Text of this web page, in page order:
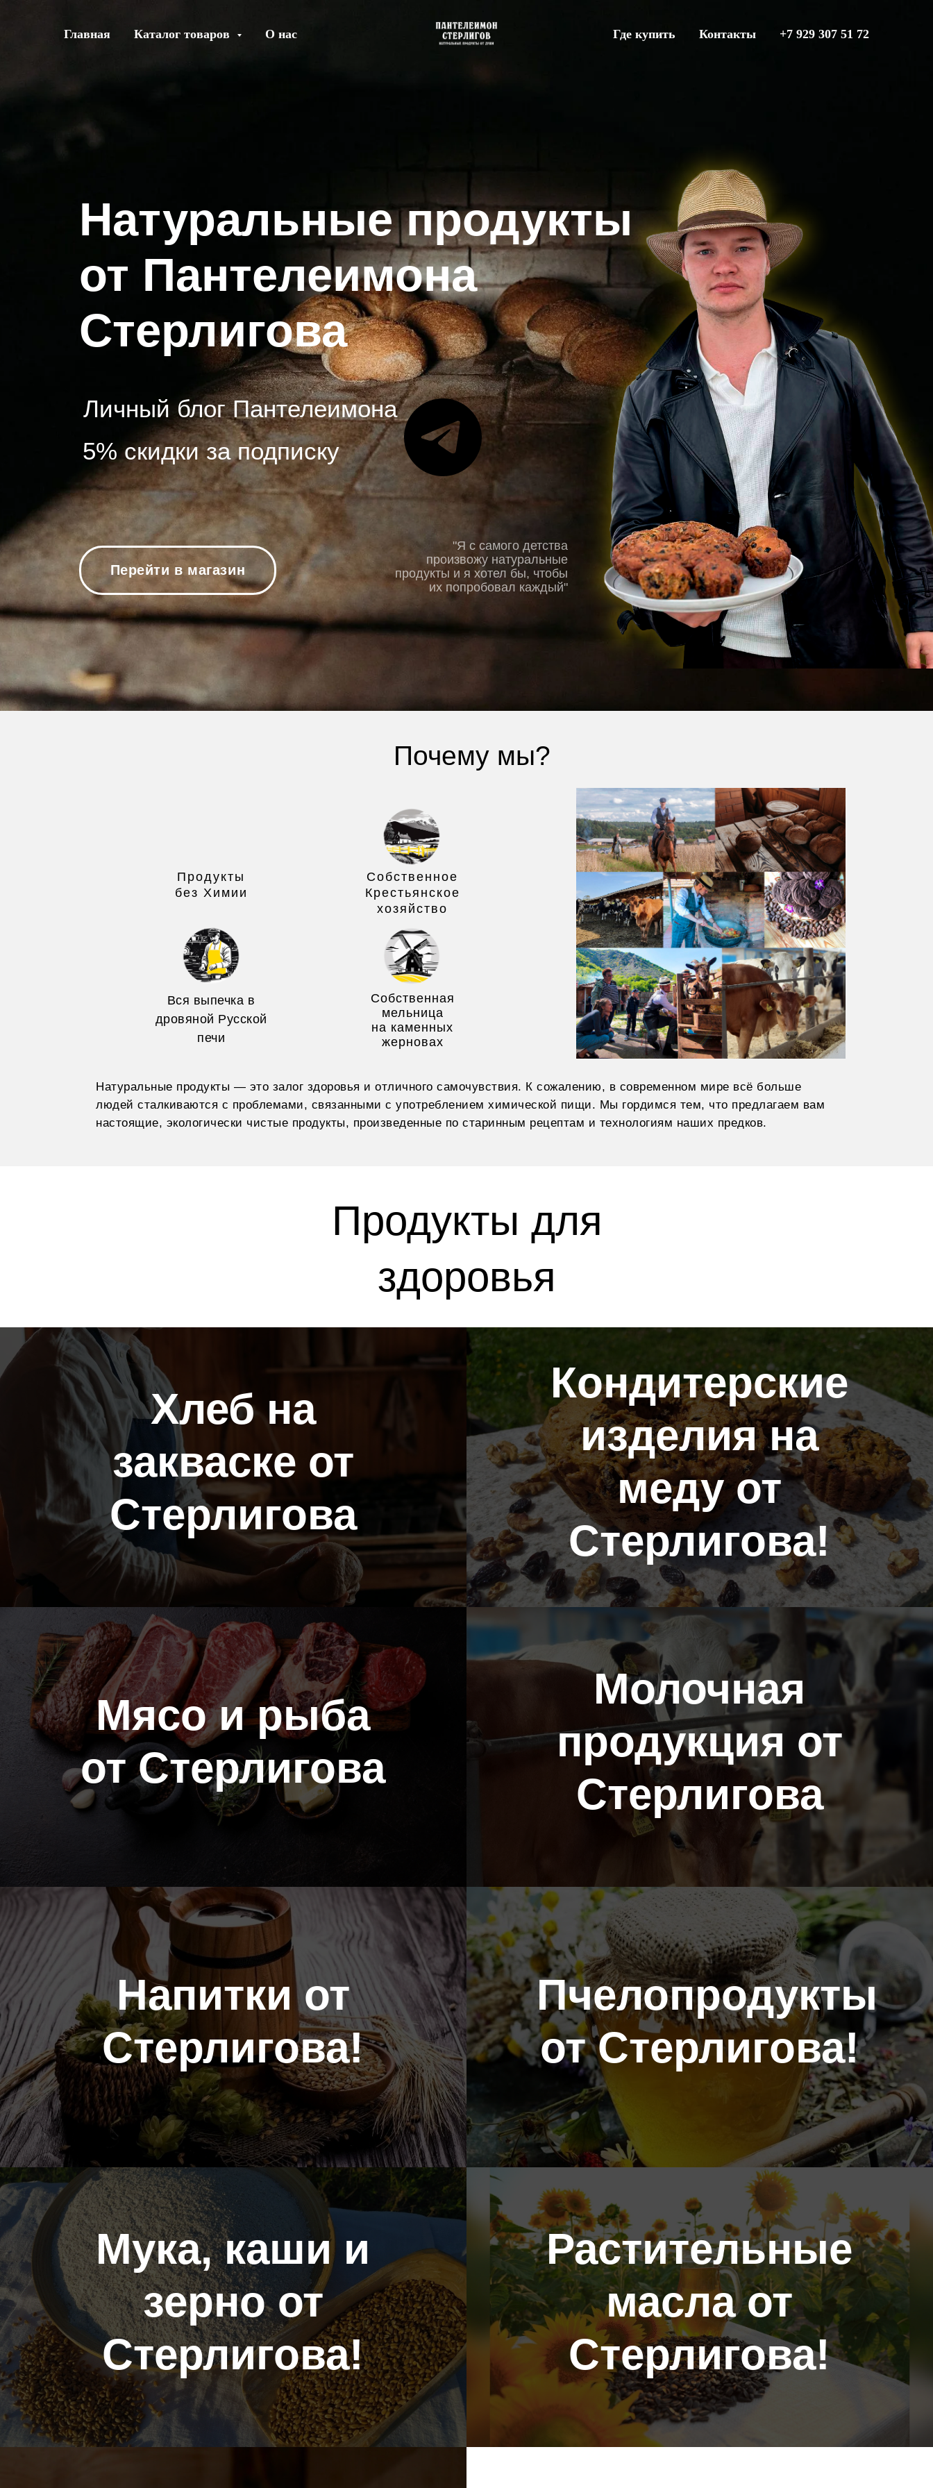
Главная Каталог товаров О нас Где купить Контакты +7 929 307 51 72
Натуральные продукты
от Пантелеимона
Стерлигова
Личный блог Пантелеимона
Перейти в магазин
"Я с самого детства
произвожу натуральные
5% скидки за подписку
Собственное
Крестьянское
хозяйство
Продукты
без Химии
Собственная
мельница
на каменных
жерновах
Вся выпечка в
дровяной Русской
печи
Почему мы?
Натуральные продукты — это залог здоровья и отличного самочувствия. К сожалению, в современном мире всё больше
людей сталкиваются с проблемами, связанными с употреблением химической пищи. Мы гордимся тем, что предлагаем вам
настоящие, экологически чистые продукты, произведенные по старинным рецептам и технологиям наших предков.
Продукты для
здоровья
Хлеб на
закваске от
Стерлигова
Кондитерские
изделия на
меду от
Стерлигова!
Мясо и рыба
от Стерлигова
Молочная
продукция от
Стерлигова
Напитки от
Стерлигова!
Пчелопродукты
от Стерлигова!
Мука, каши и
зерно от
Стерлигова!
Растительные
масла от
Стерлигова!